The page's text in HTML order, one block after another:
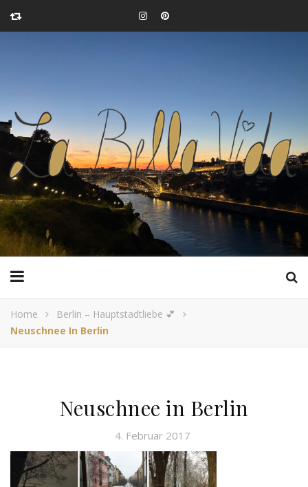
Home
Berlin – Hauptstadtliebe 💕
Neuschnee In Berlin
Neuschnee in Berlin
4. Februar 2017